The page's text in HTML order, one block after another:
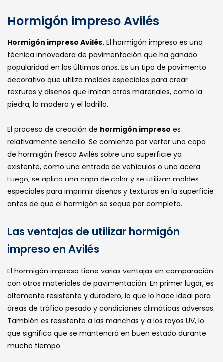
Hormigón impreso Avilés
Hormigón impreso Avilés. El hormigón impreso es una
técnica innovadora de pavimentación que ha ganado
popularidad en los últimos años. Es un tipo de pavimento
decorativo que utiliza moldes especiales para crear
texturas y diseños que imitan otros materiales, como la
piedra, la madera y el ladrillo.
El proceso de creación de hormigón impreso es
relativamente sencillo. Se comienza por verter una capa
de hormigón fresco Avilés sobre una superficie ya
existente, como una entrada de vehículos o una acera.
Luego, se aplica una capa de color y se utilizan moldes
especiales para imprimir diseños y texturas en la superficie
antes de que el hormigón se seque por completo.
Las ventajas de utilizar hormigón
impreso en Avilés
El hormigón impreso tiene varias ventajas en comparación
con otros materiales de pavimentación. En primer lugar, es
altamente resistente y duradero, lo que lo hace ideal para
áreas de tráfico pesado y condiciones climáticas adversas.
También es resistente a las manchas y a los rayos UV, lo
que significa que se mantendrá en buen estado durante
mucho tiempo.